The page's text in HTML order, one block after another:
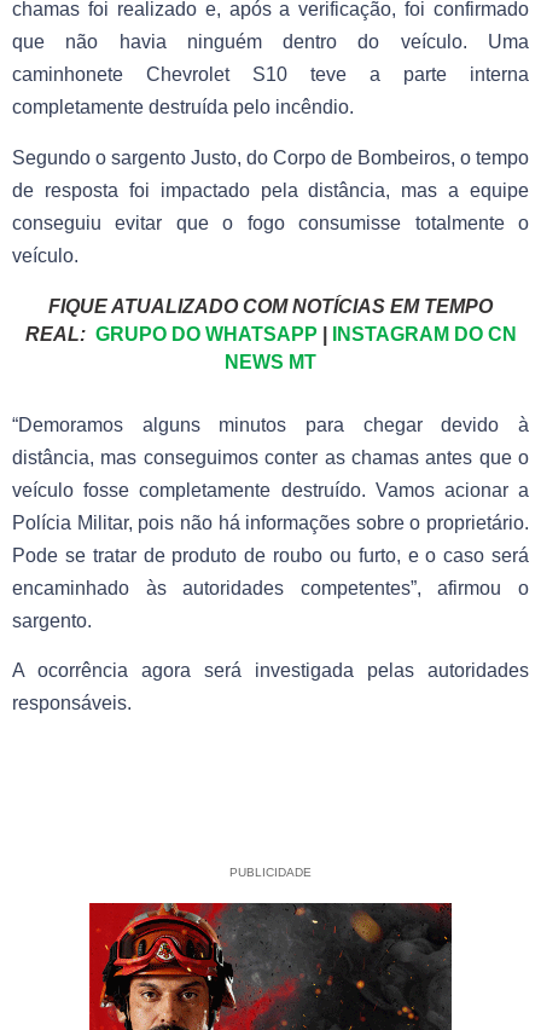
chamas foi realizado e, após a verificação, foi confirmado
que não havia ninguém dentro do veículo. Uma
caminhonete Chevrolet S10 teve a parte interna
completamente destruída pelo incêndio.
Segundo o sargento Justo, do Corpo de Bombeiros, o tempo
de resposta foi impactado pela distância, mas a equipe
conseguiu evitar que o fogo consumisse totalmente o
veículo.
FIQUE ATUALIZADO COM NOTÍCIAS EM TEMPO
REAL: GRUPO DO WHATSAPP
INSTAGRAM DO CN
NEWS MT
“Demoramos alguns minutos para chegar devido à
distância, mas conseguimos conter as chamas antes que o
veículo fosse completamente destruído. Vamos acionar a
Polícia Militar, pois não há informações sobre o proprietário.
Pode se tratar de produto de roubo ou furto, e o caso será
encaminhado às autoridades competentes”, afirmou o
sargento.
A ocorrência agora será investigada pelas autoridades
responsáveis.
PUBLICIDADE